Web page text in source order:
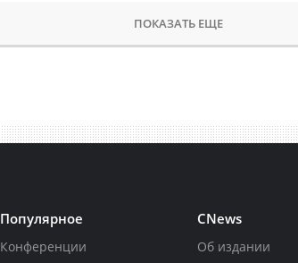
ПОКАЗАТЬ ЕЩЕ
Популярное
Конференции
CNews
Об издании